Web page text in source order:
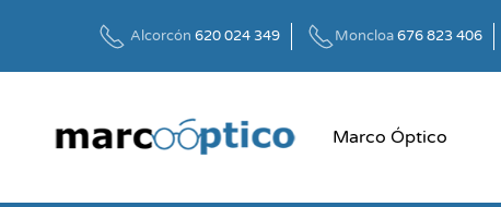
Alcorcón 620 024 349 Moncloa676 823 406
Marco Óptico